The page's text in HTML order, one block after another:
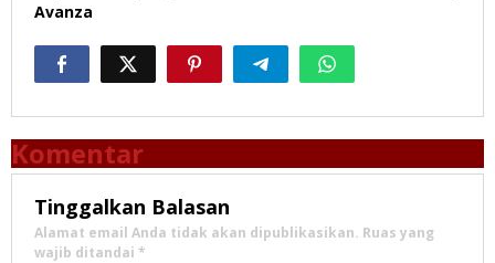
Avanza
Komentar
Tinggalkan Balasan
Alamat email Anda tidak akan dipublikasikan. Ruas yang
wajib ditandai *